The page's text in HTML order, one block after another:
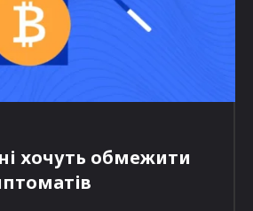
хочуть обмежити